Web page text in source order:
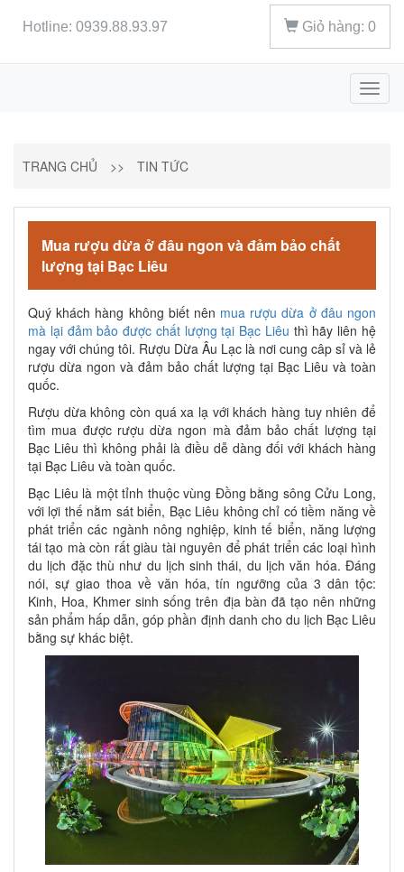
Hotline: 0939.88.93.97 Giỏ hàng: 0
TRANG CHỦ >> TIN TỨC
Mua rượu dừa ở đâu ngon và đảm bảo chất
lượng tại Bạc Liêu
Quý khách hàng không biết nên mua rượu dừa ở đâu ngon
mà lại đảm bảo được chất lượng tại Bạc Liêu thì hãy liên hệ
ngay với chúng tôi. Rượu Dừa Âu Lạc là nơi cung câp sỉ và lẻ
rượu dừa ngon và đảm bảo chất lượng tại Bạc Liêu và toàn
quốc.
Rượu dừa không còn quá xa lạ với khách hàng tuy nhiên để
tìm mua được rượu dừa ngon mà đảm bảo chất lượng tại
Bạc Liêu thì không phải là điều dễ dàng đối với khách hàng
tại Bạc Liêu và toàn quốc.
Bạc Liêu là một tỉnh thuộc vùng Đồng bằng sông Cửu Long,
với lợi thế nằm sát biển, Bạc Liêu không chỉ có tiềm năng về
phát triển các ngành nông nghiệp, kinh tế biển, năng lượng
tái tạo mà còn rất giàu tài nguyên để phát triển các loại hình
du lịch đặc thù như du lịch sinh thái, du lịch văn hóa. Đáng
nói, sự giao thoa về văn hóa, tín ngưỡng của 3 dân tộc:
Kinh, Hoa, Khmer sinh sống trên địa bàn đã tạo nên những
sản phẩm hấp dẫn, góp phần định danh cho du lịch Bạc Liêu
bằng sự khác biệt.